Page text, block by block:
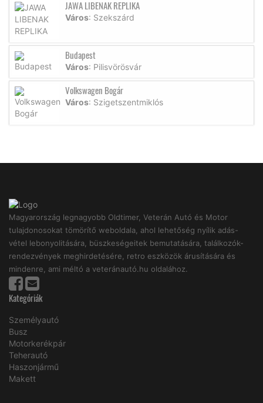
JAWA LIBENAK REPLIKA
Város: Szekszárd
Budapest
Város: Pilisvörösvár
Volkswagen Bogár
Város: Szigetszentmiklós
Magyarország legnagyobb Oldtimer, Veterán Autó és Motor
tulajdonosokat tömörítő weboldala, ahol lehetőség nyílik adás-
vétel lebonyolitására, büszkeségeitek bemutatására, találkozók-
rendezvények meghirdetésére, retro eszközök árusítására és
mindenre, ami méltó a veteránautó.hu oldalához.
Kategóriák
Személyautó
Busz
Motorkerékpár
Teherautó
Haszonjármű
Makett